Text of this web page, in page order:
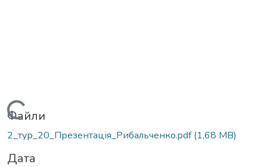
Вантажиться...
Файли
2_тур_20_Презентація_Рибальченко.pdf(1,68 MB)
Дата